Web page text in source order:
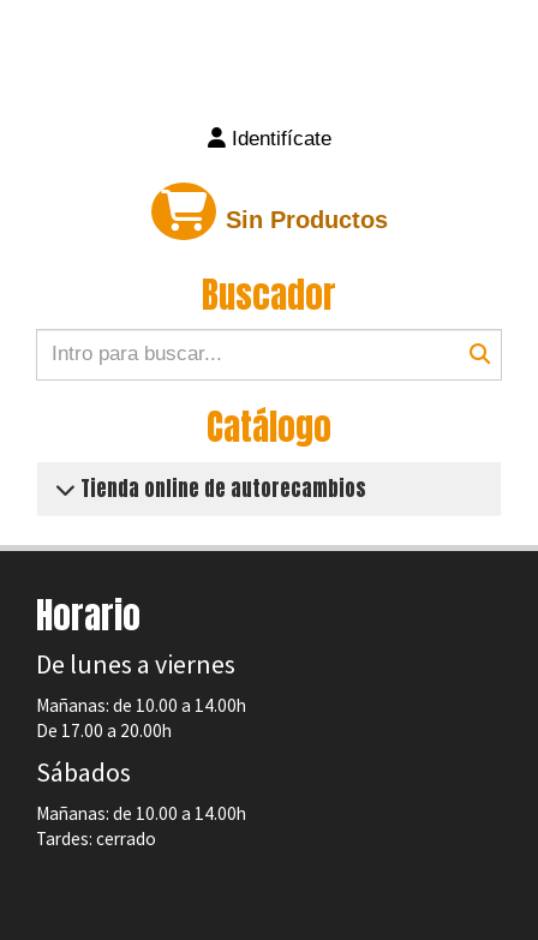
Identifícate
Sin Productos
Buscador
Catálogo
Tienda online de autorecambios
Horario
De lunes a viernes
Mañanas: de 10.00 a 14.00h
De 17.00 a 20.00h
Sábados
Mañanas: de 10.00 a 14.00h
Tardes: cerrado